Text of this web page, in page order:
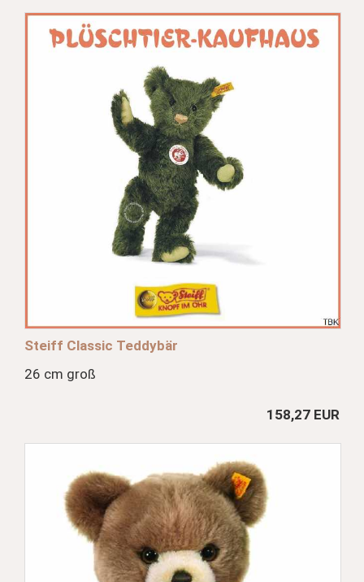
Steiff Classic Teddybär
26 cm groß
158,27 EUR